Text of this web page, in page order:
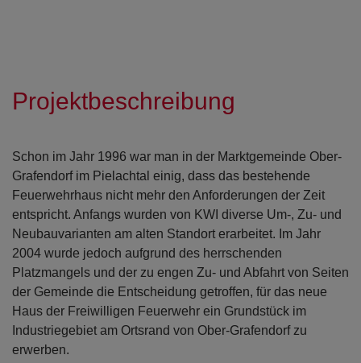
Projektbeschreibung
Schon im Jahr 1996 war man in der Marktgemeinde Ober-
Grafendorf im Pielachtal einig, dass das bestehende
Feuerwehrhaus nicht mehr den Anforderungen der Zeit
entspricht. Anfangs wurden von KWI diverse Um-, Zu- und
Neubauvarianten am alten Standort erarbeitet. Im Jahr
2004 wurde jedoch aufgrund des herrschenden
Platzmangels und der zu engen Zu- und Abfahrt von Seiten
der Gemeinde die Entscheidung getroffen, für das neue
Haus der Freiwilligen Feuerwehr ein Grundstück im
Industriegebiet am Ortsrand von Ober-Grafendorf zu
erwerben.